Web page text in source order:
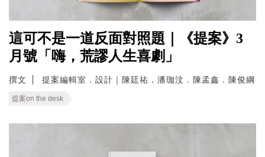
這可不是一道反面對照題｜《提案》3
月號「嗨，荒謬人生喜劇」
撰文 提案編輯室．設計｜陳廷祐．潘珈汶．陳孟鑫．陳俊綱
提案on the desk